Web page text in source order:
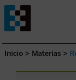
Saltar al contenido.
Inicio > Materias >